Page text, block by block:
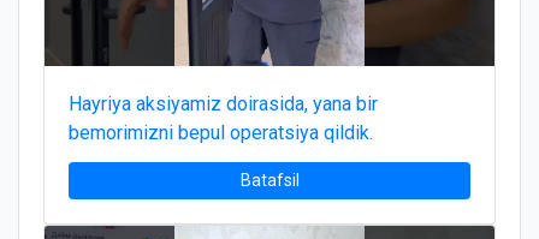
Hayriya aksiyamiz doirasida, yana bir
bemorimizni bepul operatsiya qildik.
Batafsil